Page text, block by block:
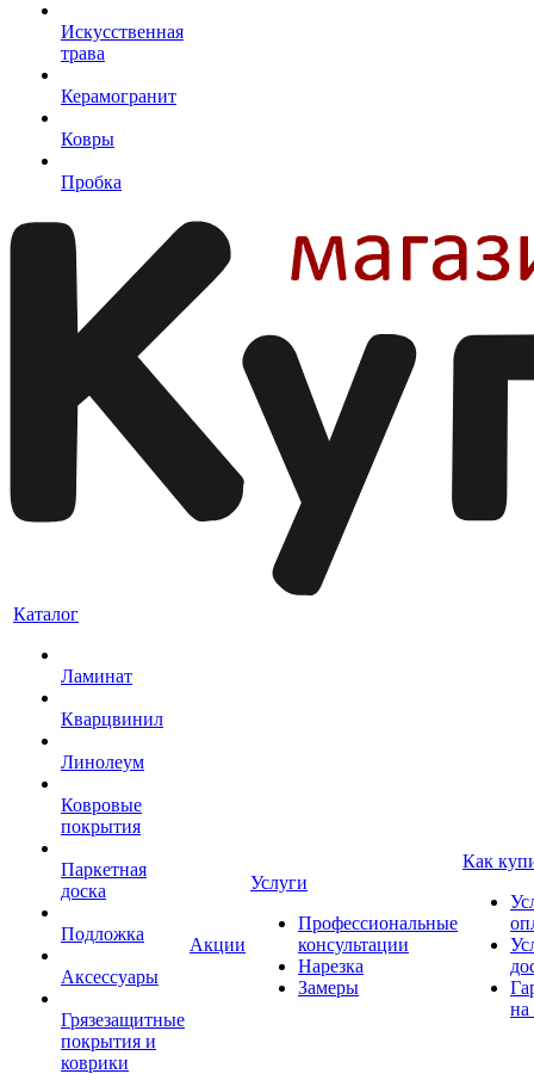
Искусственная
трава
Керамогранит
Ковры
Пробка
Каталог
Ламинат
Кварцвинил
Линолеум
Ковровые
покрытия
Паркетная
доска
Подложка
Аксессуары
Грязезащитные
покрытия и
коврики
Акции
Услуги
Профессиональные
консультации
Нарезка
Замеры
Как
на